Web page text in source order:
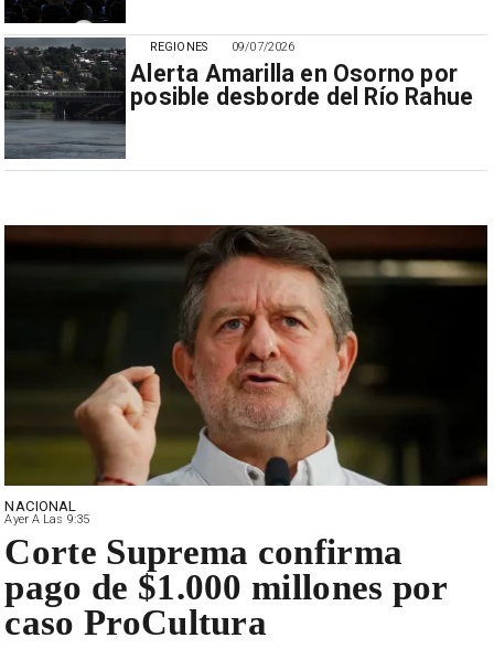
09/07/2026
Alerta Amarilla en Osorno por
posible desborde del Río Rahue
REGIONES
NACIONAL
Ayer A Las 9:35
Corte Suprema confirma
pago de $1.000 millones por
caso ProCultura